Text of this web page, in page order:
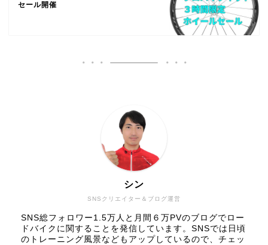
セール開催
SNSクリエイター＆ブログ運営
シン
SNS総フォロワー1.5万人と月間６万PVのブログでロー
ドバイクに関することを発信しています。SNSでは日頃
のトレーニング風景などもアップしているので、チェッ